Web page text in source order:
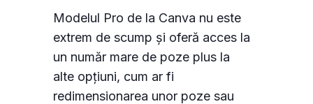
Modelul Pro de la Canva nu este
extrem de scump și oferă acces la
un număr mare de poze plus la
alte opțiuni, cum ar fi
redimensionarea unor poze sau